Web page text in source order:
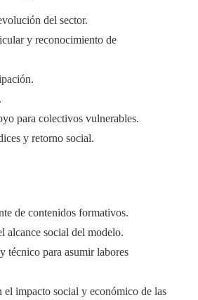
del sector.
y reconocimiento de
para colectivos vulnerables.
y retorno social.
de contenidos formativos.
alcance social del modelo.
técnico para asumir labores
el impacto social y económico de las